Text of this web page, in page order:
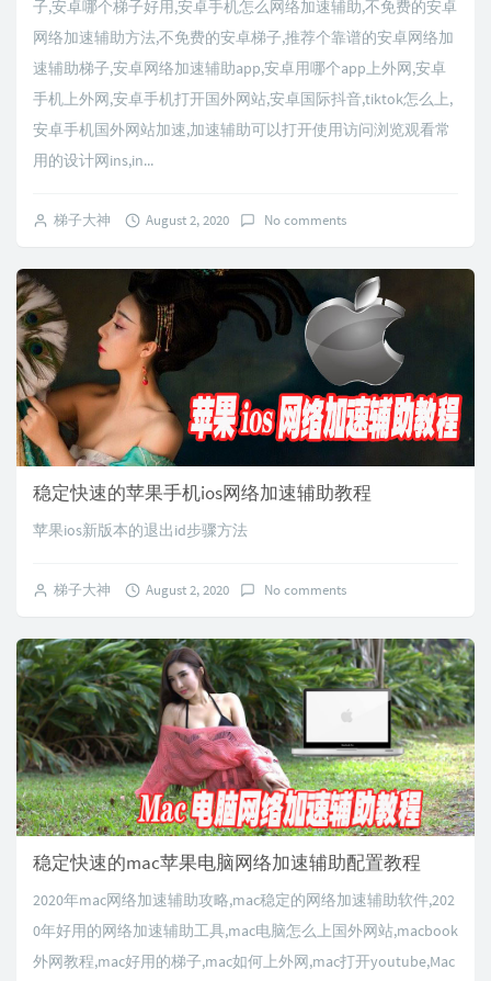
子,安卓哪个梯子好用,安卓手机怎么网络加速辅助,不免费的安卓
网络加速辅助方法,不免费的安卓梯子,推荐个靠谱的安卓网络加
速辅助梯子,安卓网络加速辅助app,安卓用哪个app上外网,安卓
手机上外网,安卓手机打开国外网站,安卓国际抖音,tiktok怎么上,
安卓手机国外网站加速,加速辅助可以打开使用访问浏览观看常
用的设计网ins,in...
梯子大神 August 2, 2020 No comments
稳定快速的苹果手机ios网络加速辅助教程
苹果ios新版本的退出id步骤方法
梯子大神 August 2, 2020 No comments
稳定快速的mac苹果电脑网络加速辅助配置教程
2020年mac网络加速辅助攻略,mac稳定的网络加速辅助软件,202
0年好用的网络加速辅助工具,mac电脑怎么上国外网站,macbook
外网教程,mac好用的梯子,mac如何上外网,mac打开youtube,Mac